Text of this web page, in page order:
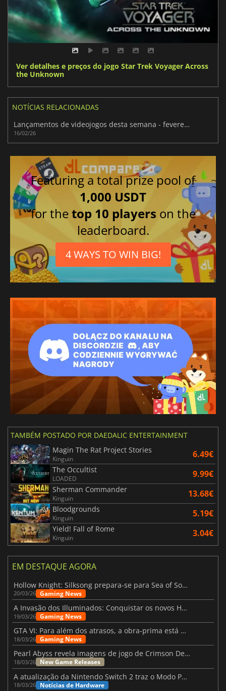
Ver detalhes e preços do jogo Star Trek Voyager Across
the Unknown
NOTÍCIAS RELACIONADAS
Lançamentos de videojogos desta semana - fevereiro de 2026 (Semana 8)
16/02/26
Featuring a total prize pool of
1,000 USDT
for thetop 10 players on the
leaderboard.
4 WAYS TO WIN BIG!
TAMBÉM POSTADO POR DAEDALIC ENTERTAINMENT
Magin The Rat Project Stories
Kinguin 6.49€
The Occultist
LOADED 9.99€
Sherman Commander
Kinguin 13.68€
Bloodgrounds
Kinguin 5.19€
Yield! Fall of Rome
Kinguin 3.04€
EM DESTAQUE AGORA
Hollow Knight: Silksong prepara-se para Sea of Sorrow com um patch
20/03/26 Gaming News
A Invasão dos Illuminados: Conquistar os novos Helldivers 2 Atualização!
19/03/26 Gaming News
GTA VI: Para além dos atrasos, a obra-prima está quase a chegar
18/03/26 Gaming News
Pearl Abyss revela imagens de jogo de Crimson Desert para a PS5
18/03/26 New Game Releases
A atualização da Nintendo Switch 2 traz o Modo Portátil aos jogos mais antigos da Switch
18/03/26 Notícias de Hardware